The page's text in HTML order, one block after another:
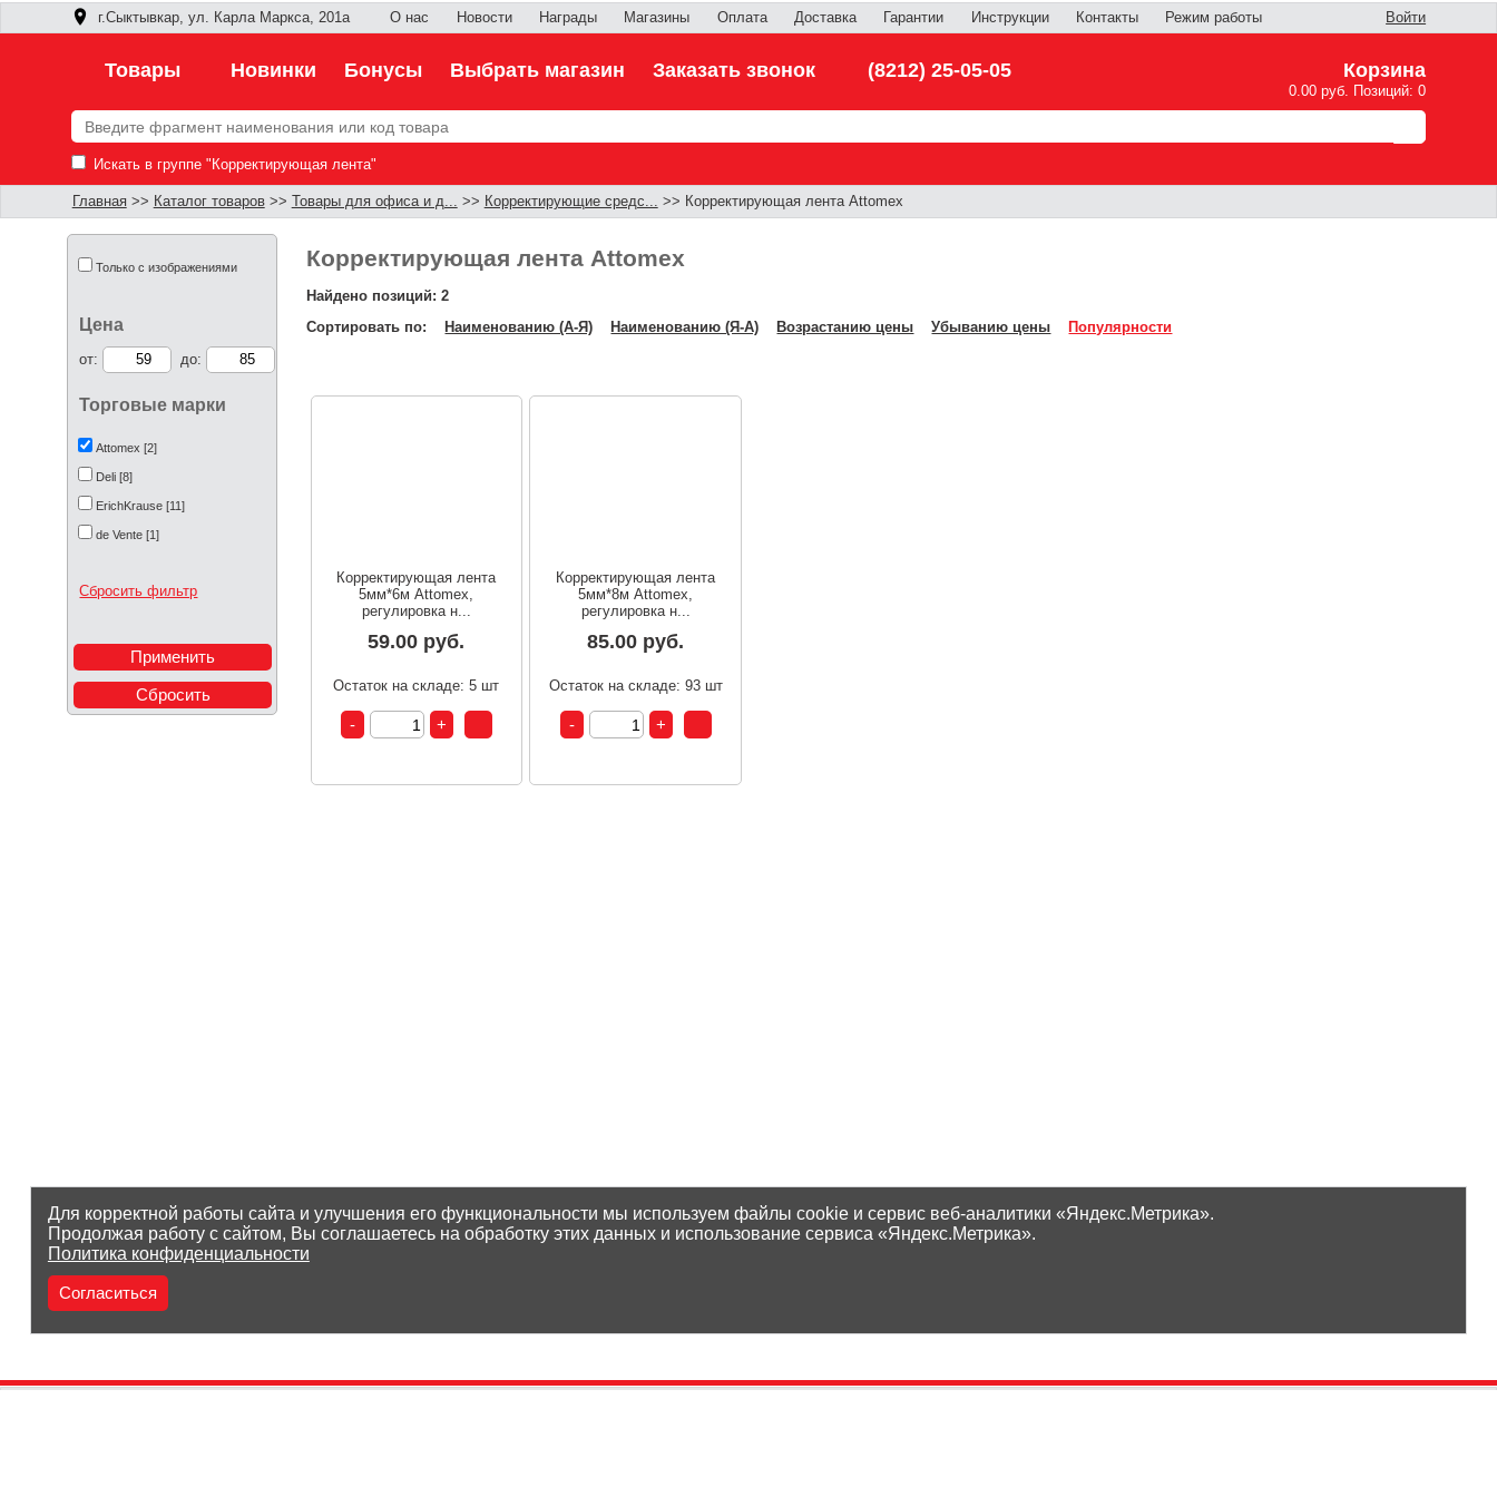
г.Сыктывкар, ул. Карла Маркса, 201а О нас Новости Награды Магазины Оплата Доставка Гарантии Инструкции Контакты Режим работы Войти
Товары Новинки Бонусы Выбрать магазин Заказать звонок (8212) 25-05-05 Корзина
0.00 руб. Позиций: 0
Искать в группе "Корректирующая лента"
Главная>> Каталог товаров>> Товары для офиса и д... >> Корректирующие средс... >> Корректирующая лента Attomex
Только с изображениями
Цена
от: до:
Торговые марки
Attomex [2]
Deli [8]
ErichKrause [11]
de Vente [1]
Сбросить фильтр
Корректирующая лента Attomex
Найдено позиций: 2
Сортировать по:Наименованию (А-Я) Наименованию (Я-А) Возрастанию цены Убыванию цены Популярности
Корректирующая лента
5мм*6м Attomex,
регулировка н...
59.00 руб.
Остаток на складе: 5 шт
Корректирующая лента
5мм*8м Attomex,
регулировка н...
85.00 руб.
Остаток на складе: 93 шт
Для корректной работы сайта и улучшения его функциональности мы используем файлы cookie и сервис веб-аналитики «Яндекс.Метрика».
Продолжая работу с сайтом, Вы соглашаетесь на обработку этих данных и использование сервиса «Яндекс.Метрика».
Политика конфиденциальности
Согласиться